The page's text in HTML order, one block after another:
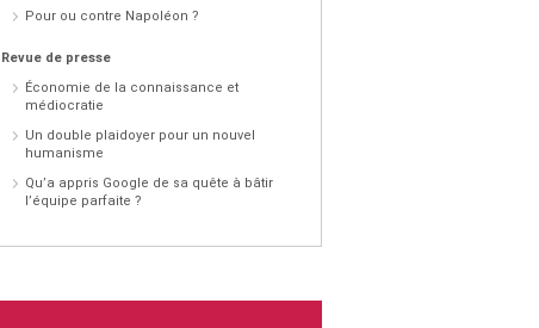
Pour ou contre Napoléon ?
Revue de presse
Économie de la connaissance et
médiocratie
Un double plaidoyer pour un nouvel
humanisme
Qu’a appris Google de sa quête à bâtir
l’équipe parfaite ?